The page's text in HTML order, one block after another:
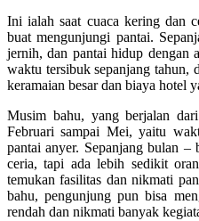
Ini ialah saat cuaca kering dan
buat mengunjungi pantai.
jernih, dan pantai hidup dengan
waktu tersibuk sepanjang tahun,
keramaian besar dan biaya hotel
Musim bahu, yang berjalan
Februari sampai Mei, yaitu
pantai anyer. Sepanjang bulan –
ceria, tapi ada lebih sedikit
temukan fasilitas dan nikmati
bahu, pengunjung pun bisa
rendah dan nikmati banyak